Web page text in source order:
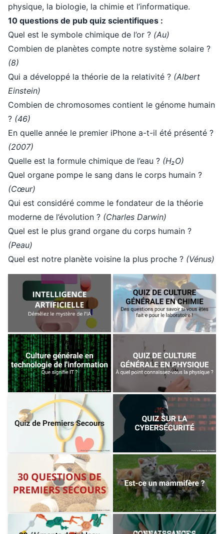
physique, la biologie, la chimie et l’informatique.
10 questions de pub quiz scientifiques :
Quel est le symbole chimique de l’or ? (Au)
Combien de planètes compte notre système solaire ?
(8)
Qui a développé la théorie de la relativité ? (Albert
Einstein)
Combien de chromosomes contient le génome humain
? (46)
En quelle année le premier iPhone a-t-il été présenté ?
(2007)
Quelle est la formule chimique de l’eau ? (H₂O)
Quel organe pompe le sang dans le corps humain ?
(Cœur)
Qui est considéré comme le fondateur de la théorie
moderne de l’évolution ? (Charles Darwin)
Quel est le plus grand organe du corps humain ?
(Peau)
Quel est notre planète voisine la plus proche ? (Vénus)